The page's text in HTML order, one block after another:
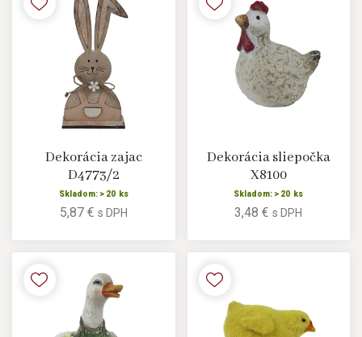
Dekorácia zajac
D4773/2
Skladom: > 20 ks
5,87 € s DPH
Dekorácia sliepočka
X8100
Skladom: > 20 ks
3,48 €s DPH